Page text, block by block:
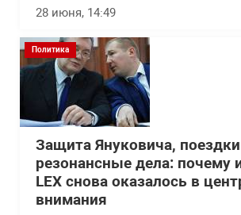
28 июня, 14:49
Политика
Защита Януковича,
резонансные дела: почему
LEX снова оказалось в
внимания